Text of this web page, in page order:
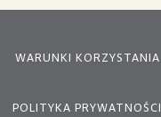
WARUNKI KORZYSTANIA
POLITYKA PRYWATNOŚCI